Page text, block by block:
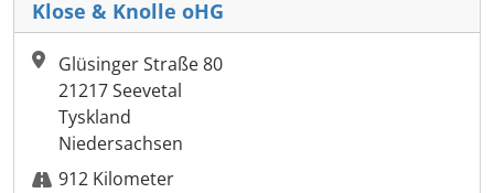
Klose & Knolle oHG
Glüsinger Straße 80
21217 Seevetal
Tyskland
Niedersachsen
912 Kilometer